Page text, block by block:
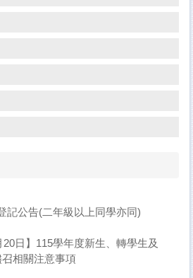
記公告(二年級以上同學亦同)
20日】115學年度新生、轉學生及
相關注意事項